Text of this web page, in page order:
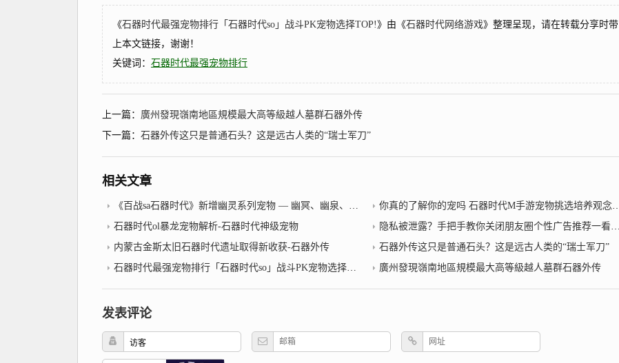
《石器时代最强宠物排行「石器时代so」战斗PK宠物选择TOP! 》由《石器时代网络游戏》整理呈现，请在转载分享时带
上本文链接，谢谢！
关键词： 石器时代最强宠物排行
上一篇： 廣州發現嶺南地區規模最大高等級越人墓群石器外传
下一篇： 石器外传这只是普通石头？这是远古人类的“瑞士军刀”
相关文章
《百战sa石器时代》新增幽灵系列宠物 — 幽冥、幽泉、幽魅、幽影
你真的了解你的宠吗 石器时代M手游宠物挑选培养观念？石器时代所有宠物介绍
石器时代ol暴龙宠物解析-石器时代神级宠物
隐私被泄露？手把手教你关闭朋友圈个性广告推荐一看就会2022/1/2石器外传
内蒙古金斯太旧石器时代遗址取得新收获-石器外传
石器外传这只是普通石头？这是远古人类的“瑞士军刀”
石器时代最强宠物排行「石器时代so」战斗PK宠物选择TOP!
廣州發現嶺南地區規模最大高等級越人墓群石器外传
发表评论